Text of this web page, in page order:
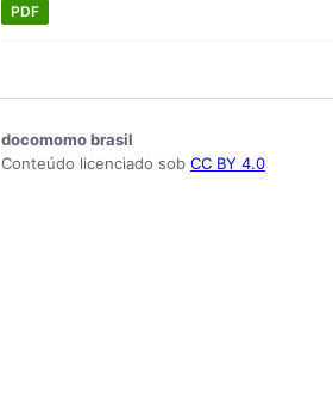
PDF
docomomo brasil
Conteúdo licenciado sob CC BY 4.0